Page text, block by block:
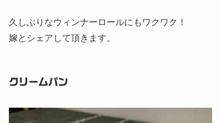
久しぶりなウィンナーロールにもワクワク！
嫁とシェアして頂きます。
クリームパン